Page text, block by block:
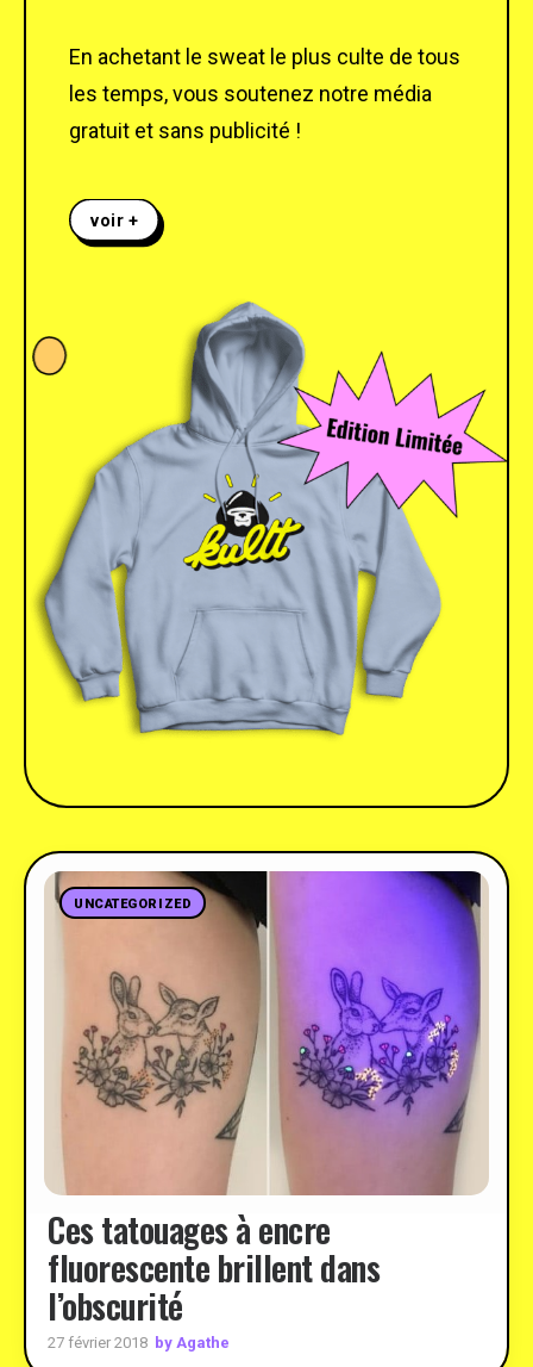
En achetant le sweat le plus culte de tous
les temps, vous soutenez notre média
gratuit et sans publicité !
voir +
UNCATEGORIZED
Ces tatouages à encre
fluorescente brillent dans
l’obscurité
27 février 2018 by Agathe